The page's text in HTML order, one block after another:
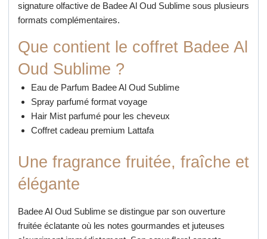
signature olfactive de Badee Al Oud Sublime sous plusieurs
formats complémentaires.
Que contient le coffret Badee Al
Oud Sublime ?
Eau de Parfum Badee Al Oud Sublime
Spray parfumé format voyage
Hair Mist parfumé pour les cheveux
Coffret cadeau premium Lattafa
Une fragrance fruitée, fraîche et
élégante
Badee Al Oud Sublime se distingue par son ouverture
fruitée éclatante où les notes gourmandes et juteuses